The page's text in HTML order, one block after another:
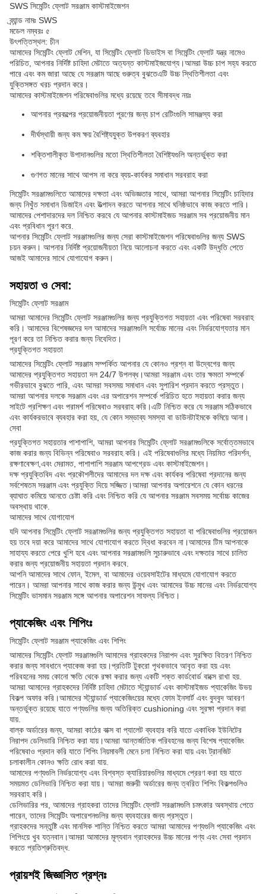
SWS সিমেন্টিং ফ্লোট সরঞ্জাম কাস্টমাইজেশন
ব্র্যান্ড নামঃ SWS
মডেল নম্বরঃ ৫
উৎপত্তিস্থল: চীন
আমাদের সিমেন্টিং ফ্লোট মেশিন, যা সিমেন্টিং ফ্লোট ডিভাইস বা সিমেন্টিং ফ্লোট যন্ত্র নামেও
পরিচিত, আপনার নির্দিষ্ট চাহিদা মেটাতে অত্যন্ত কাস্টমাইজযোগ্য।আমরা উচ্চ চাপ সহ্য করতে
পারে এবং কম জারা আছে যে সরঞ্জাম আছে গুরুত্ব বুঝতেএটি উচ্চ স্থিতিশীলতা এবং
যুক্তিসঙ্গত খরচ প্রদান করে।
আমাদের কাস্টমাইজেশন পরিষেবাগুলির মধ্যে রয়েছে তবে সীমাবদ্ধ নয়ঃ
আপনার প্রকল্পের প্রয়োজনীয়তা পূরণের জন্য চাপ রেটিংগুলি সামঞ্জস্য করা
দীর্ঘস্থায়ী জন্য কম ক্ষয় বৈশিষ্ট্যযুক্ত উপকরণ ব্যবহার
শক্তিশালীকৃত উপাদানগুলির মতো স্থিতিশীলতা বৈশিষ্ট্যগুলি অন্তর্ভুক্ত করা
গুণগত মানের সাথে আপস না করে ব্যয়-কার্যকর সমাধান সরবরাহ করা
সিমেন্টিং সরঞ্জামগুলিতে আমাদের দক্ষতা এবং অভিজ্ঞতার সাথে, আমরা আপনার সিমেন্টিং চাহিদার
জন্য নিখুঁত সমাধান ডিজাইন এবং উত্পাদন করতে আপনার সাথে ঘনিষ্ঠভাবে কাজ করতে পারি।
আমাদের পেশাদারদের দল নিশ্চিত করবে যে আপনার কাস্টমাইজড সরঞ্জাম সব প্রয়োজনীয় মান
এবং প্রবিধান পূরণ করে.
আপনার সিমেন্টিং ফ্লোট সরঞ্জামগুলির জন্য সেরা কাস্টমাইজেশন পরিষেবাগুলির জন্য SWS
চয়ন করুন। আপনার নির্দিষ্ট প্রয়োজনীয়তা নিয়ে আলোচনা করতে এবং একটি উদ্ধৃতি পেতে
আজই আমাদের সাথে যোগাযোগ করুন।
সহায়তা ও সেবা:
সিমেন্টিং ফ্লোট সরঞ্জাম
আমরা আমাদের সিমেন্টিং ফ্লোট সরঞ্জামগুলির জন্য প্রযুক্তিগত সহায়তা এবং পরিষেবা সরবরাহ
করি। আমাদের বিশেষজ্ঞদের দল আমাদের সরঞ্জামগুলি সর্বোচ্চ মানের এবং নির্ভরযোগ্যতার মান
পূরণ করে তা নিশ্চিত করার জন্য নিবেদিত।
প্রযুক্তিগত সহায়তা
আমাদের সিমেন্টিং ফ্লোট সরঞ্জাম সম্পর্কিত আপনার যে কোনও প্রশ্ন বা উদ্বেগের জন্য
আমাদের প্রযুক্তিগত সহায়তা দল 24/7 উপলব্ধ।আমরা সরঞ্জাম এবং তার ক্ষমতা সম্পর্কে
গভীরভাবে বুঝতে পারি, এবং আমরা সবসময় সমাধান এবং সুপারিশ প্রদান করতে প্রস্তুত।
আমরা আপনার দলকে সরঞ্জাম এবং এর অপারেশন সম্পর্কে পরিচিত হতে সহায়তা করার জন্য
সাইটে প্রশিক্ষণ এবং পরামর্শ পরিষেবাও সরবরাহ করি।এটি নিশ্চিত করে যে সরঞ্জাম সঠিকভাবে
এবং কার্যকরভাবে ব্যবহার করা হয়, যে কোন সম্ভাব্য সমস্যা বা ডাউনটাইমকে কমিয়ে আনা।
সেবা
প্রযুক্তিগত সহায়তার পাশাপাশি, আমরা আপনার সিমেন্টিং ফ্লোট সরঞ্জামগুলিকে সর্বোত্তমভাবে
কাজ করার জন্য বিভিন্ন পরিষেবাও সরবরাহ করি। এই পরিষেবাগুলির মধ্যে নিয়মিত পরিদর্শন,
রক্ষণাবেক্ষণ,এবং মেরামত, পাশাপাশি সরঞ্জাম আপগ্রেড এবং কাস্টমাইজেশন।
দক্ষ প্রযুক্তিবিদ এবং প্রকৌশলীদের আমাদের দল দক্ষ এবং কার্যকর পরিষেবা প্রদানের জন্য
সর্বশেষতম সরঞ্জাম এবং প্রযুক্তি দিয়ে সজ্জিত।আমরা আপনার অপারেশনে যে কোন ধরনের
ব্যাঘাত কমিয়ে আনতে চেষ্টা করি এবং নিশ্চিত করি যে আপনার সরঞ্জাম সবসময় সর্বোচ্চ কাজের
অবস্থায় থাকে.
আমাদের সাথে যোগাযোগ
যদি আপনার সিমেন্টিং ফ্লোট সরঞ্জামগুলির জন্য প্রযুক্তিগত সহায়তা বা পরিষেবাগুলির প্রয়োজন
হয় তবে দয়া করে আমাদের সাথে যোগাযোগ করতে দ্বিধা করবেন না।আমাদের টিম আপনাকে
সাহায্য করতে পেরে খুশি হবে এবং আপনার সরঞ্জামগুলি সুচারুভাবে এবং দক্ষতার সাথে চালিত
করার জন্য প্রয়োজনীয় সহায়তা প্রদান করবে.
আপনি আমাদের সাথে ফোন, ইমেল, বা আমাদের ওয়েবসাইটের মাধ্যমে যোগাযোগ করতে
পারেন। আমরা আপনার সাথে কাজ করার জন্য উন্মুখ এবং আমাদের উচ্চ মানের এবং নির্ভরযোগ্য
সিমেন্টিং ভাসমান সরঞ্জাম সঙ্গে আপনার অপারেশন সাফল্য নিশ্চিত।
প্যাকেজিং এবং শিপিংঃ
সিমেন্টিং ফ্লোট সরঞ্জাম প্যাকেজিং এবং শিপিং
আমাদের সিমেন্টিং ফ্লোট সরঞ্জামগুলি আমাদের গ্রাহকদের নিরাপদ এবং সুরক্ষিত বিতরণ নিশ্চিত
করার জন্য সাবধানে প্যাকেজ করা হয়।প্রতিটি টুকরো পৃথকভাবে আবৃত করা হয় এবং
পরিবহনের সময় কোনো ক্ষতি থেকে রক্ষা করার জন্য একটি শক্ত কার্ডবোর্ড বাক্সে রাখা হয়.
আমরা আমাদের গ্রাহকদের নির্দিষ্ট চাহিদা মেটাতে স্ট্যান্ডার্ড এবং কাস্টমাইজড প্যাকেজিং উভয়
বিকল্প অফার করি।আমাদের স্ট্যান্ডার্ড প্যাকেজিংয়ের মধ্যে ফোম ইনসার্ট এবং বুদবুদ আবরণ
অন্তর্ভুক্ত রয়েছে যাতে পণ্যগুলির জন্য অতিরিক্ত cushioning এবং সুরক্ষা প্রদান করা
যায়.
বাল্ক অর্ডারের জন্য, আমরা কাঠের বাক্স বা প্যালেট ব্যবহার করি যাতে একাধিক ইউনিটের
নিরাপদ ডেলিভারি নিশ্চিত করা যায়।আমরা আন্তর্জাতিক পরিবহনের জন্য বিশেষ প্যাকেজিং
পরিষেবাও প্রদান করি যাতে শিপিং নিয়মাবলী মেনে চলা নিশ্চিত করা যায় এবং ট্রানজিট
চলাকালীন কোনও ক্ষতি রোধ করা যায়.
আমাদের পণ্যগুলি নির্ভরযোগ্য এবং বিশ্বস্ত ক্যারিয়ারগুলির মাধ্যমে প্রেরণ করা হয় যাতে
সময়মত ডেলিভারি নিশ্চিত করা যায়। আমরা জরুরী অর্ডারের জন্য ত্বরিত শিপিং বিকল্পগুলিও
সরবরাহ করি।
ডেলিভারির পর, আমাদের গ্রাহকরা তাদের সিমেন্টিং ফ্লোট সরঞ্জামগুলি চমৎকার অবস্থায় পেতে
পারেন, তাদের সিমেন্টিং অপারেশনগুলির জন্য ব্যবহারের জন্য প্রস্তুত।
গ্রাহকদের সন্তুষ্টি এবং মানসিক শান্তি নিশ্চিত করতে আমরা আমাদের পণ্যগুলি প্যাকেজিং এবং
শিপিংয়ে খুব যত্নবান।আমরা আমাদের মূল্যবান গ্রাহকদের উচ্চ মানের পণ্য এবং সেবা প্রদান
করতে প্রতিশ্রুতিবদ্ধ.
প্রায়শই জিজ্ঞাসিত প্রশ্নঃ